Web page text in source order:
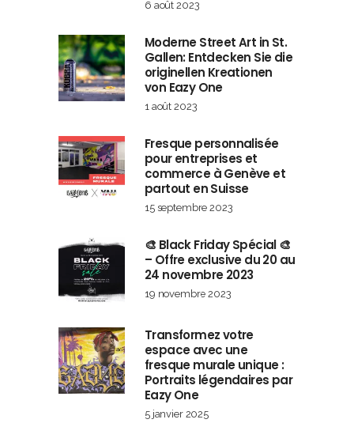
6 août 2023
Moderne Street Art in St.
Gallen: Entdecken Sie die
originellen Kreationen
von Eazy One
1 août 2023
Fresque personnalisée
pour entreprises et
commerce à Genève et
partout en Suisse
15 septembre 2023
🎨 Black Friday Spécial 🎨
– Offre exclusive du 20 au
24 novembre 2023
19 novembre 2023
Transformez votre
espace avec une
fresque murale unique :
Portraits légendaires par
Eazy One
5 janvier 2025